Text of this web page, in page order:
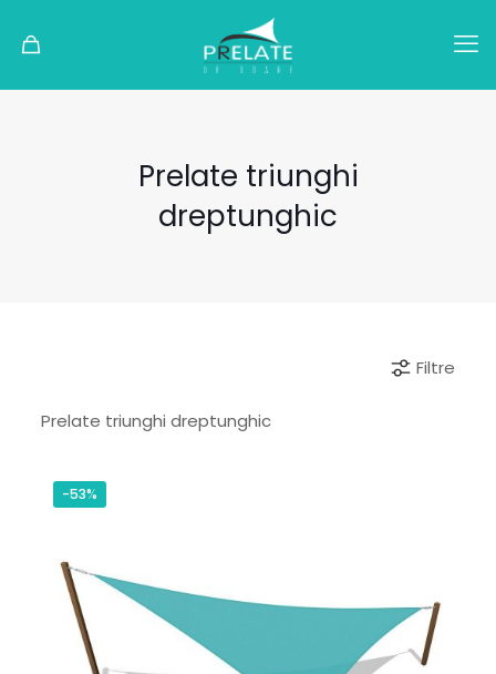
Prelate triunghi
dreptunghic
Filtre
Prelate triunghi dreptunghic
-53%